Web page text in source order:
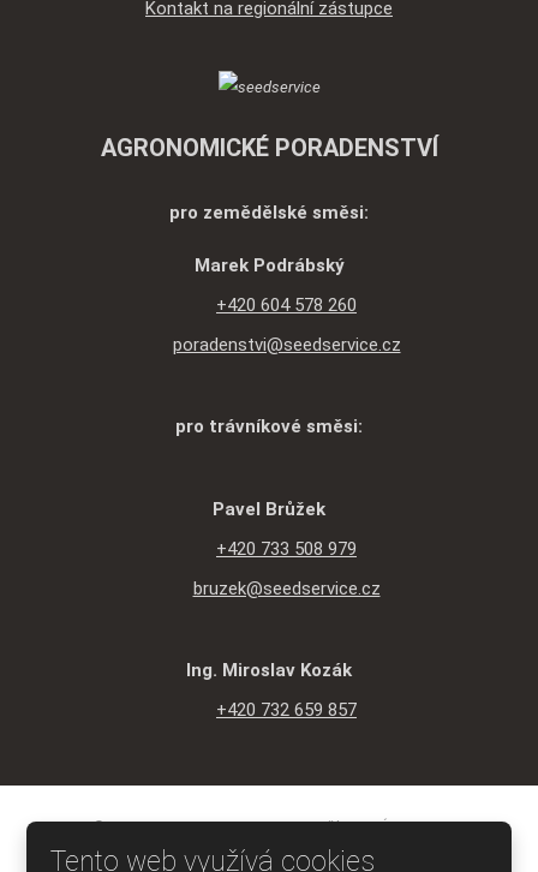
Kontakt na regionální zástupce
AGRONOMICKÉ PORADENSTVÍ
pro zemědělské směsi:
Marek Podrábský
+420 604 578 260
poradenstvi@seedservice.cz
pro trávníkové směsi:
Pavel Brůžek
+420 733 508 979
bruzek@seedservice.cz
Ing. Miroslav Kozák
+420 732 659 857
© 2026 SEED SERVICE s.r.o., vytvořila eBRÁNA s.r.o.
Mapa stránek |Podmínky použití |Ochrana osobních údajů
Tento web využívá cookies